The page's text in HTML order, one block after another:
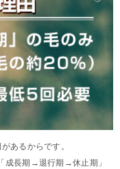
あるからです。
成長期→退行期→休止期」